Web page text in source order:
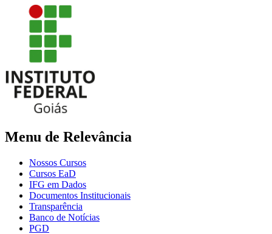
Menu de Relevância
Nossos Cursos
Cursos EaD
IFG em Dados
Documentos Institucionais
Transparência
Banco de Notícias
PGD